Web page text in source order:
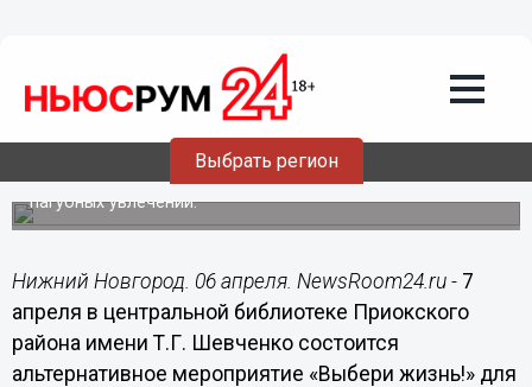
Выбрать регион
Альтернативное мероприятие «Выбери
жизнь!» состоится в Нижнем
Новгороде
Участникам встречи расскажут об альтернативе
пагубных увлечений.
Нижний Новгород. 06 апреля. NewsRoom24.ru - 7
апреля в центральной библиотеке Приокского
района имени Т.Г. Шевченко состоится
альтернативное мероприятие «Выбери жизнь!» для